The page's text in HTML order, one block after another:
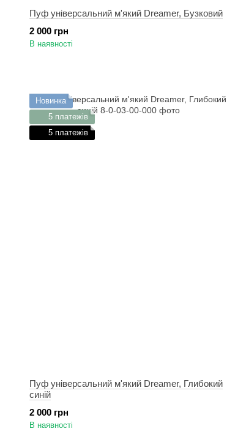
Пуф універсальний м'який Dreamer, Бузковий
2 000 грн
В наявності
Новинка
5 платежів
5 платежів
Пуф універсальний м'який Dreamer, Глибокий
синій
2 000 грн
В наявності